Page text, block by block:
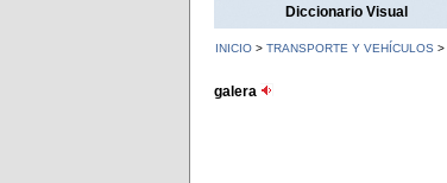
Diccionario Visual
INICIO > TRANSPORTE Y VEHÍCULOS >
galera